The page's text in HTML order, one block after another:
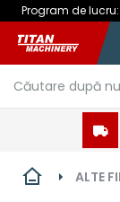
Program de
Mergeți
la
Conținut
ALTE